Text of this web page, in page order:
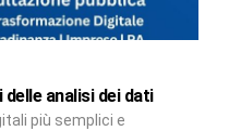
analisi dei dati
più semplici e